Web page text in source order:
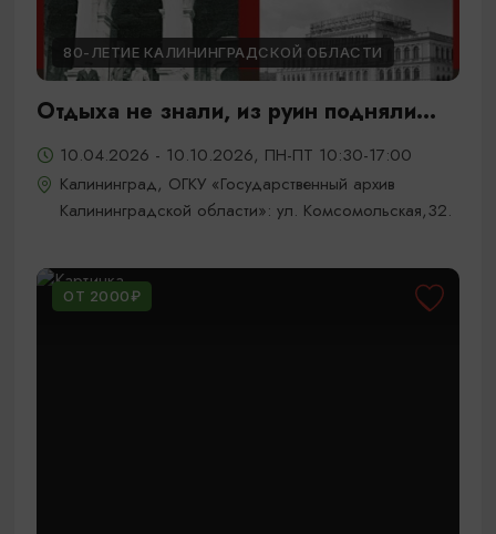
80-ЛЕТИЕ КАЛИНИНГРАДСКОЙ ОБЛАСТИ
Отдыха не знали, из руин подняли...
10.04.2026 - 10.10.2026, ПН-ПТ 10:30-17:00
Калининград, ОГКУ «Государственный архив
Калининградской области»: ул. Комсомольская,32.
ОТ 2000₽